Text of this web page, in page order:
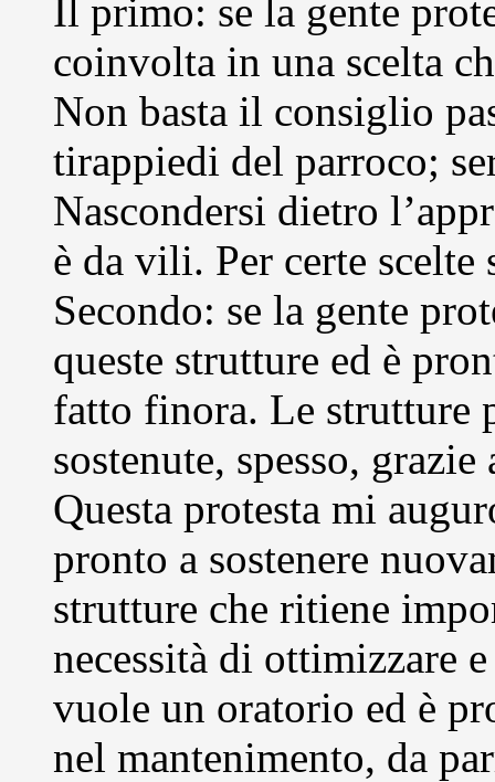
Il primo: se la gente
coinvolta in una scelta
Non basta il consiglio
tirappiedi del parroco;
Nascondersi dietro
è da vili. Per certe scelte
Secondo: se la gente
queste strutture ed è
fatto finora. Le strutture
sostenute, spesso,
Questa protesta mi
pronto a sostenere
strutture che ritiene
necessità di ottimizzare
vuole un oratorio ed è
nel mantenimento, da